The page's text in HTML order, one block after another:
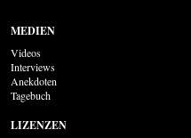
MEDIEN
Videos
Interviews
Anekdoten
Tagebuch
LIZENZEN